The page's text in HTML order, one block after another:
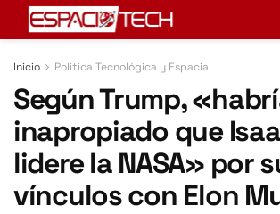
Inicio Politica Tecnológica y Espacial
Según Trump,
inapropiado que
lidere la NASA» por
vínculos con Elon